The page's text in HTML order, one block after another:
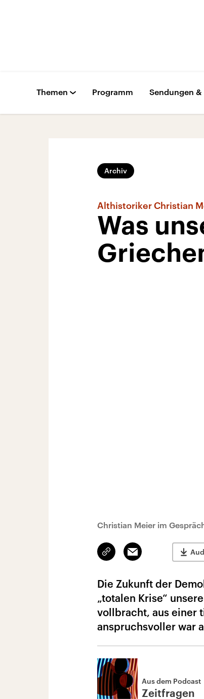
Themen Programm Sendungen &
Archiv
Althistoriker Christian
Was
Christian Meier im
Link
kopieren/teilen
Email
Die Zukunft der
„totalen Krise“
vollbracht, aus einer
anspruchsvoller war
Aus dem Podcast
Zeitfragen